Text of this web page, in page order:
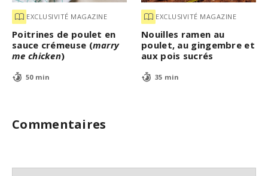
EXCLUSIVITÉ MAGAZINE
Poitrines de poulet en
sauce crémeuse (marry
me chicken)
50 min
EXCLUSIVITÉ MAGAZINE
Nouilles ramen au
poulet, au gingembre et
aux pois sucrés
35 min
Commentaires